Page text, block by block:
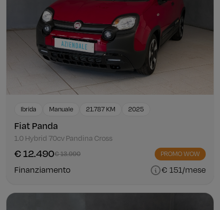
Ibrida Manuale 21.787 KM 2025
Fiat Panda
1.0 Hybrid 70cv Pandina Cross
€ 12.490€ 13.990 PROMO WOW
Finanziamento € 151/mese